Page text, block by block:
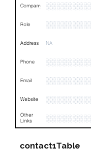
Links
Company
Role
Address NA
Phone
Email
Website
Other
Links
contact1Table